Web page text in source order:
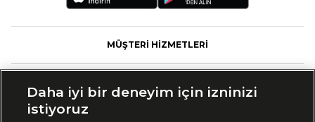
MÜŞTERİ HİZMETLERİ
Daha iyi bir deneyim için izninizi
istiyoruz